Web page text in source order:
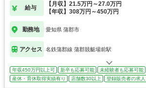
給与
【月収】21.5万円～27.0万円
【年収】308万円～450万円
勤務地 愛知県 蒲郡市
アクセス 名鉄蒲郡線 蒲郡競艇場前駅
年収450万円以上可 新卒も応募可能 未経験者も応募可能
産休・育休取得実績有り
店舗数30以上 登録販売者の求人